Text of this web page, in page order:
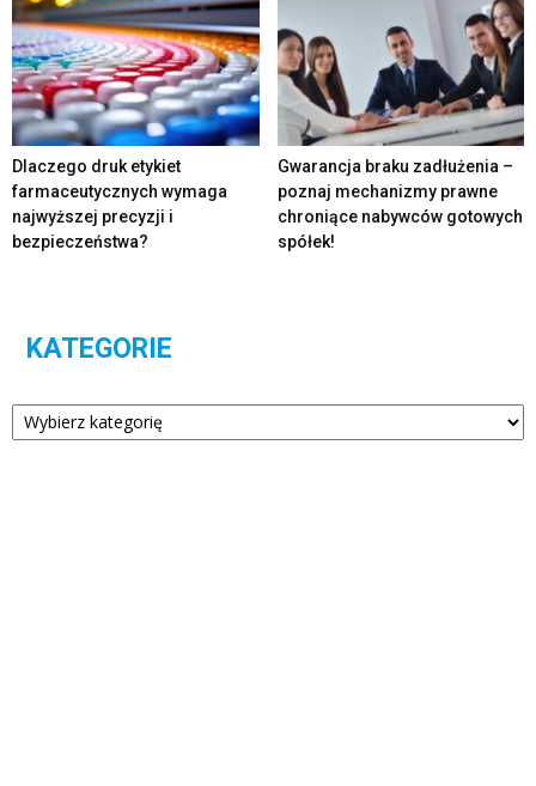
Dlaczego druk etykiet
farmaceutycznych wymaga
najwyższej precyzji i
bezpieczeństwa?
Gwarancja braku zadłużenia –
poznaj mechanizmy prawne
chroniące nabywców gotowych
spółek!
KATEGORIE
Kategorie